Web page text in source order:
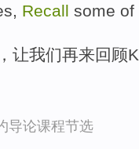
Recall some of
让我们再来回顾
导论课程节选